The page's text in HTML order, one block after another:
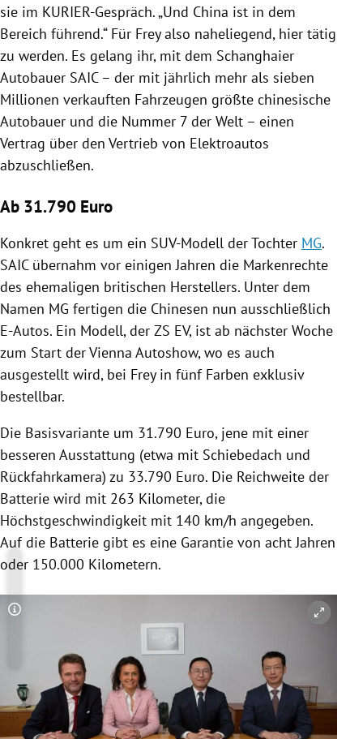
sie im KURIER-Gespräch. „Und China ist in dem
Bereich führend.“ Für Freyalso naheliegend, hier tätig
zu werden. Es gelang ihr, mit dem Schanghaier
Autobauer SAIC– der mit jährlich mehr als sieben
Millionen verkauften Fahrzeugen größte chinesische
Autobauer und die Nummer 7 der Welt – einen
Vertrag über den Vertrieb von Elektroautos
abzuschließen.
Ab 31.790 Euro
Konkret geht es um ein SUV-Modell der Tochter MG.
SAICübernahm vor einigen Jahren die Markenrechte
des ehemaligen britischen Herstellers. Unter dem
Namen MG fertigen die Chinesen nun ausschließlich
E-Autos. Ein Modell, der ZS EV, ist ab nächster Woche
zum Start derVienna Autoshow, wo es auch
ausgestellt wird, bei Freyin fünf Farben exklusiv
bestellbar.
Die Basisvariante um 31.790 Euro, jene mit einer
besseren Ausstattung (etwa mit Schiebedach und
Rückfahrkamera) zu 33.790 Euro. Die Reichweite der
Batterie wird mit 263 Kilometer, die
Höchstgeschwindigkeit mit 140 km/h angegeben.
Auf die Batterie gibt es eine Garantie von acht Jahren
oder 150.000 Kilometern.
Copyright-Hinweis öffnen/schließen